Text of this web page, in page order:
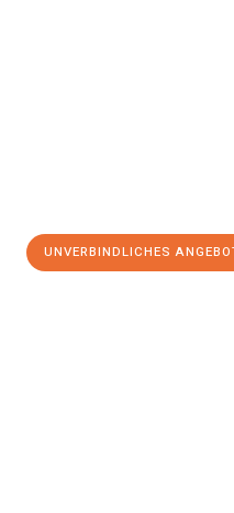
UNVERBINDLICHES